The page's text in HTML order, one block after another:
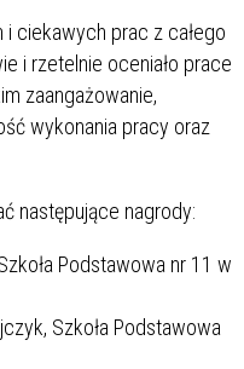
i ciekawych prac z całego
i rzetelnie oceniało prace
zaangażowanie,
wykonania pracy oraz
następujące nagrody:
Podstawowa nr 11 w
Szkoła Podstawowa